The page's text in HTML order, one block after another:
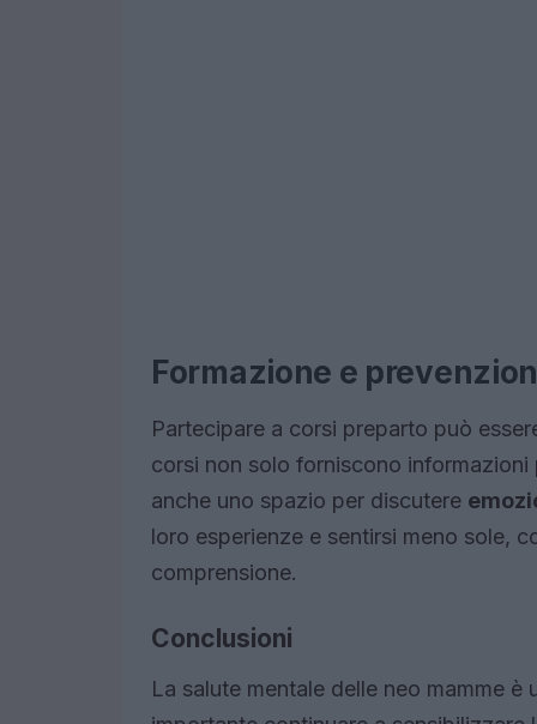
Formazione e
Partecipare a corsi preparto può
corsi non solo forniscono
anche uno spazio per discutere
loro esperienze e sentirsi meno sole,
comprensione.
Conclusioni
La salute mentale delle neo mamme